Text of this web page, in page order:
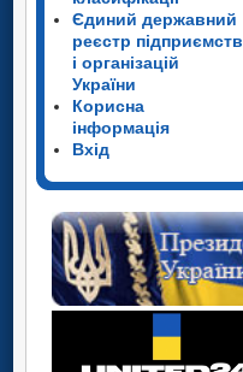
Єдиний державний
реєстр підприємств
і організацій
України
Корисна
інформація
Вхід